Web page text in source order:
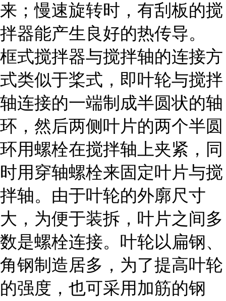
来；慢速旋转时，有刮板的搅
拌器能产生良好的热传导。
框式搅拌器与搅拌轴的连接方
式类似于桨式，即叶轮与搅拌
轴连接的一端制成半圆状的轴
环，然后两侧叶片的两个半圆
环用螺栓在搅拌轴上夹紧，同
时用穿轴螺栓来固定叶片与搅
拌轴。由于叶轮的外廓尺寸
大，为便于装拆，叶片之间多
数是螺栓连接。叶轮以扁钢、
角钢制造居多，为了提高叶轮
的强度，也可采用加筋的钢